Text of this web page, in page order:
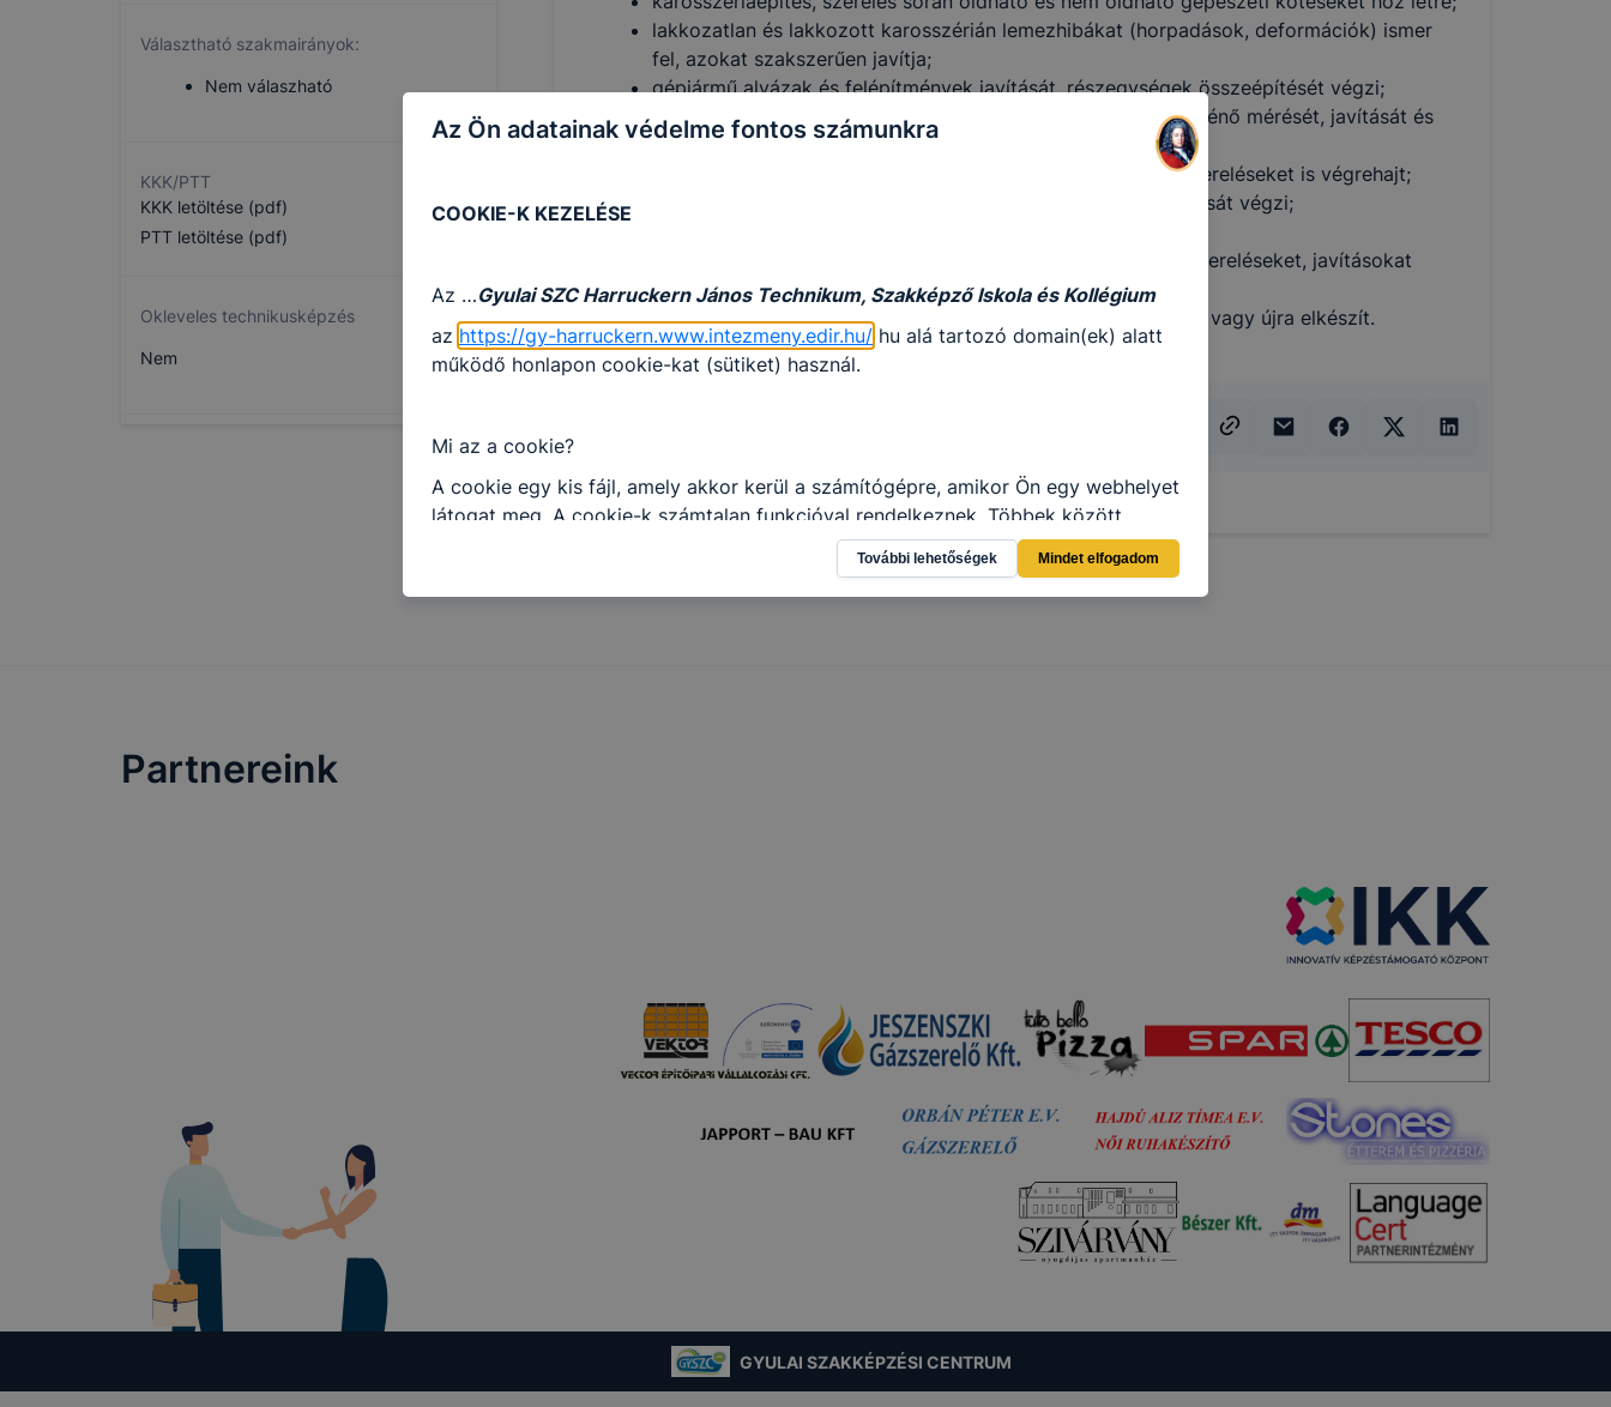
Választható szakmairányok:
Nem válaszható
KKK/PTT
KKK letöltése (pdf)
PTT letöltése (pdf)
Okleveles technikusképzés
Nem
lakkozatlan és lakkozott karosszérián lemezhibákat (horpadások, deformációk) ismer
fel, azokat szakszerűen javítja;
gépjármű alvázak és felépítmények javítását, részegységek összeépítését végzi;
karosszéria alvázak, önhordó karosszériák húzatópadon történő mérését, javítását és
ellenőrzését végzi;
gépjárművön külső szereléseket, a belső térben egyszerű szereléseket is végrehajt;
egyszerűbb elektromos szereléseket, műanyag elemek javítását végzi;
motortérben, futóművön, kipufogórendszeren egyszerűbb szereléseket, javításokat
végez;
műszaki rajz alapján egyszerűbb lemezalkatrészeket átalakít vagy újra elkészít.
Partnereink
GYULAI SZAKKÉPZÉSI CENTRUM
Az Ön adatainak védelme fontos számunkra
COOKIE-K KEZELÉSE
Az …Gyulai SZC Harruckern János Technikum, Szakképző Iskola és Kollégium
az https://gy-harruckern.www.intezmeny.edir.hu/ hu alá tartozó domain(ek) alatt
működő honlapon cookie-kat (sütiket) használ.
Mi az a cookie?
A cookie egy kis fájl, amely akkor kerül a számítógépre, amikor Ön egy webhelyet
látogat meg. A cookie-k számtalan funkcióval rendelkeznek. Többek között
információt gyűjtenek, megjegyzik a látogató egyéni beállításait és
általánosságban megkönnyítik a honlap használatát.
annak felmérésével, hogy a honlap melyik részeit látogatja, vagy használja
leginkább, így megtudhatjuk, hogyan biztosítsunk Önnek még jobb felhasználói
élményt, ha ismét meglátogatja oldalunkat,
Ezek a cookie-k ahhoz szükségesek, hogy a felhasználók böngészhessék
honlapunkat, használják annak funkciót, pl. többek között az Ön által adott
vonatkozik, a munkamenet végeztével, illetve a böngésző bezárásával ezek a
cookie-k automatikusan törlődnek a számítógépéről.
További lehetőségek Mindet elfogadom